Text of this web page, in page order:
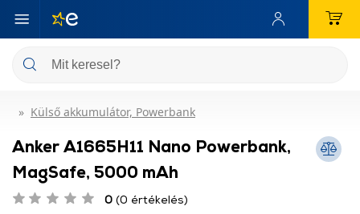
Külső akkumulátor, Powerbank
Anker A1665H11 Nano Powerbank,
MagSafe, 5000 mAh
0 (0 értékelés)